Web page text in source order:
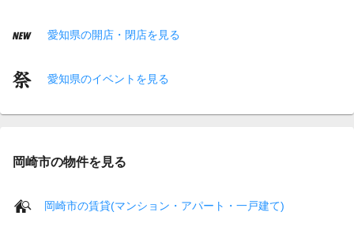
愛知県の開店・閉店を見る
愛知県のイベントを見る
岡崎市の物件を見る
岡崎市の賃貸(マンション・アパート・一戸建て)